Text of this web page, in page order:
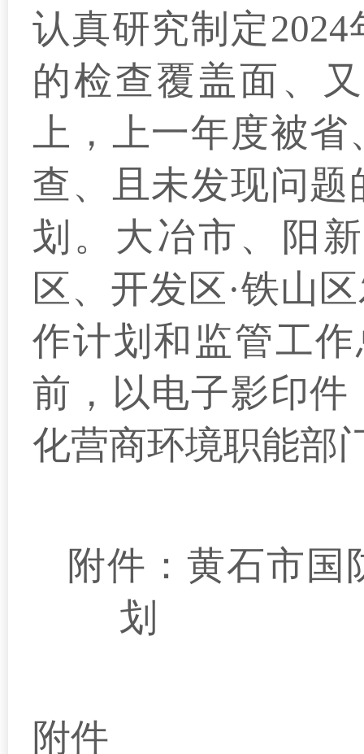
认真研究制定
的检查覆盖面、
上，上一年度被
查、且未发现问
划。大冶市、阳
区、开发区·铁山
作计划和监管工
前，以电子影印
化营商环境职能部
附件：黄石市国
划
附件